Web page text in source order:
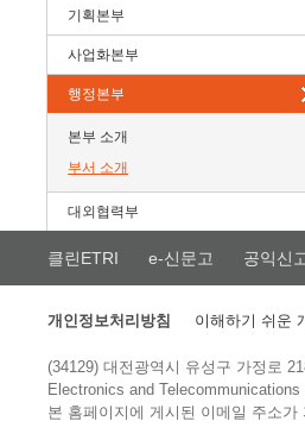
기획본부
사업화본부
행정본부
본부 소개
부서 소개
대외협력부
클린ETRI e-신문고 공익신
개인정보처리방침 이해하기 쉬운
(34129) 대전광역시 유성구 가정로
Electronics and
본 홈페이지에 게시된 이메일 주소